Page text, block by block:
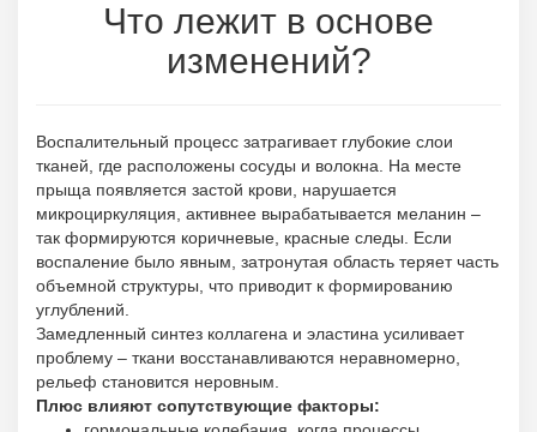
Что лежит в основе
изменений?
Воспалительный процесс затрагивает глубокие слои
тканей, где расположены сосуды и волокна. На месте
прыща появляется застой крови, нарушается
микроциркуляция, активнее вырабатывается меланин –
так формируются коричневые, красные следы. Если
воспаление было явным, затронутая область теряет часть
объемной структуры, что приводит к формированию
углублений.
Замедленный синтез коллагена и эластина усиливает
проблему – ткани восстанавливаются неравномерно,
рельеф становится неровным.
Плюс влияют сопутствующие факторы: